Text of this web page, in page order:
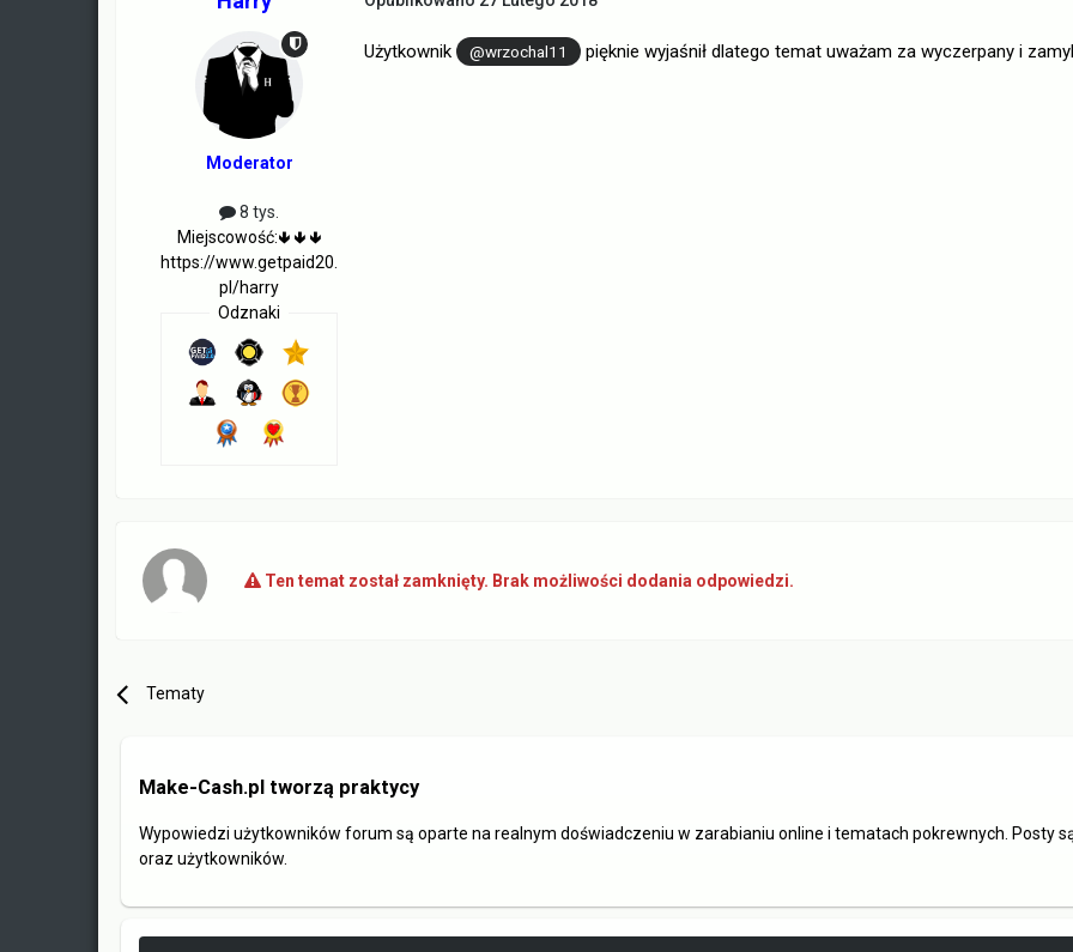
Moderator
8 tys.
Miejscowość:🢃 🢃 🢃
https://www.getpaid20.
pl/harry
Odznaki
Użytkownik @wrzochal11 pięknie wyjaśnił dlatego temat uważam za wyczerpany i
Ten temat został zamknięty. Brak możliwości dodania odpowiedzi.
Tematy
Make-Cash.pl tworzą praktycy
Wypowiedzi użytkowników forum są oparte na realnym doświadczeniu w zarabianiu online i tematach pokrewnych. Posty
oraz użytkowników.